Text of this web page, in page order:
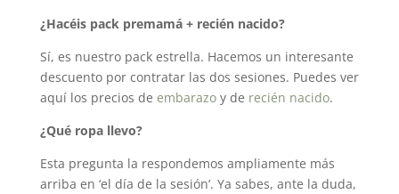
¿Hacéis pack premamá + recién nacido?
Sí, es nuestro pack estrella. Hacemos un interesante
descuento por contratar las dos sesiones. Puedes ver
aquí los precios de embarazoy de recién nacido.
¿Qué ropa llevo?
Esta pregunta la respondemos ampliamente más
arriba en ‘el día de la sesión’. Ya sabes, ante la duda,